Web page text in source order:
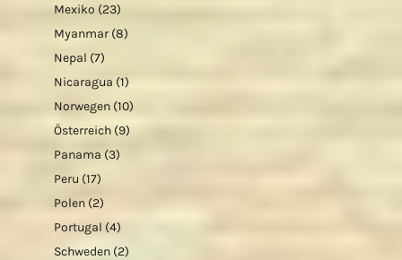
Mexiko (23)
Myanmar (8)
Nepal (7)
Nicaragua (1)
Norwegen (10)
Österreich (9)
Panama (3)
Peru (17)
Polen (2)
Portugal (4)
Schweden (2)